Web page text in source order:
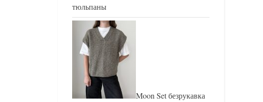
тюльпаны
Moon Set безрукавка